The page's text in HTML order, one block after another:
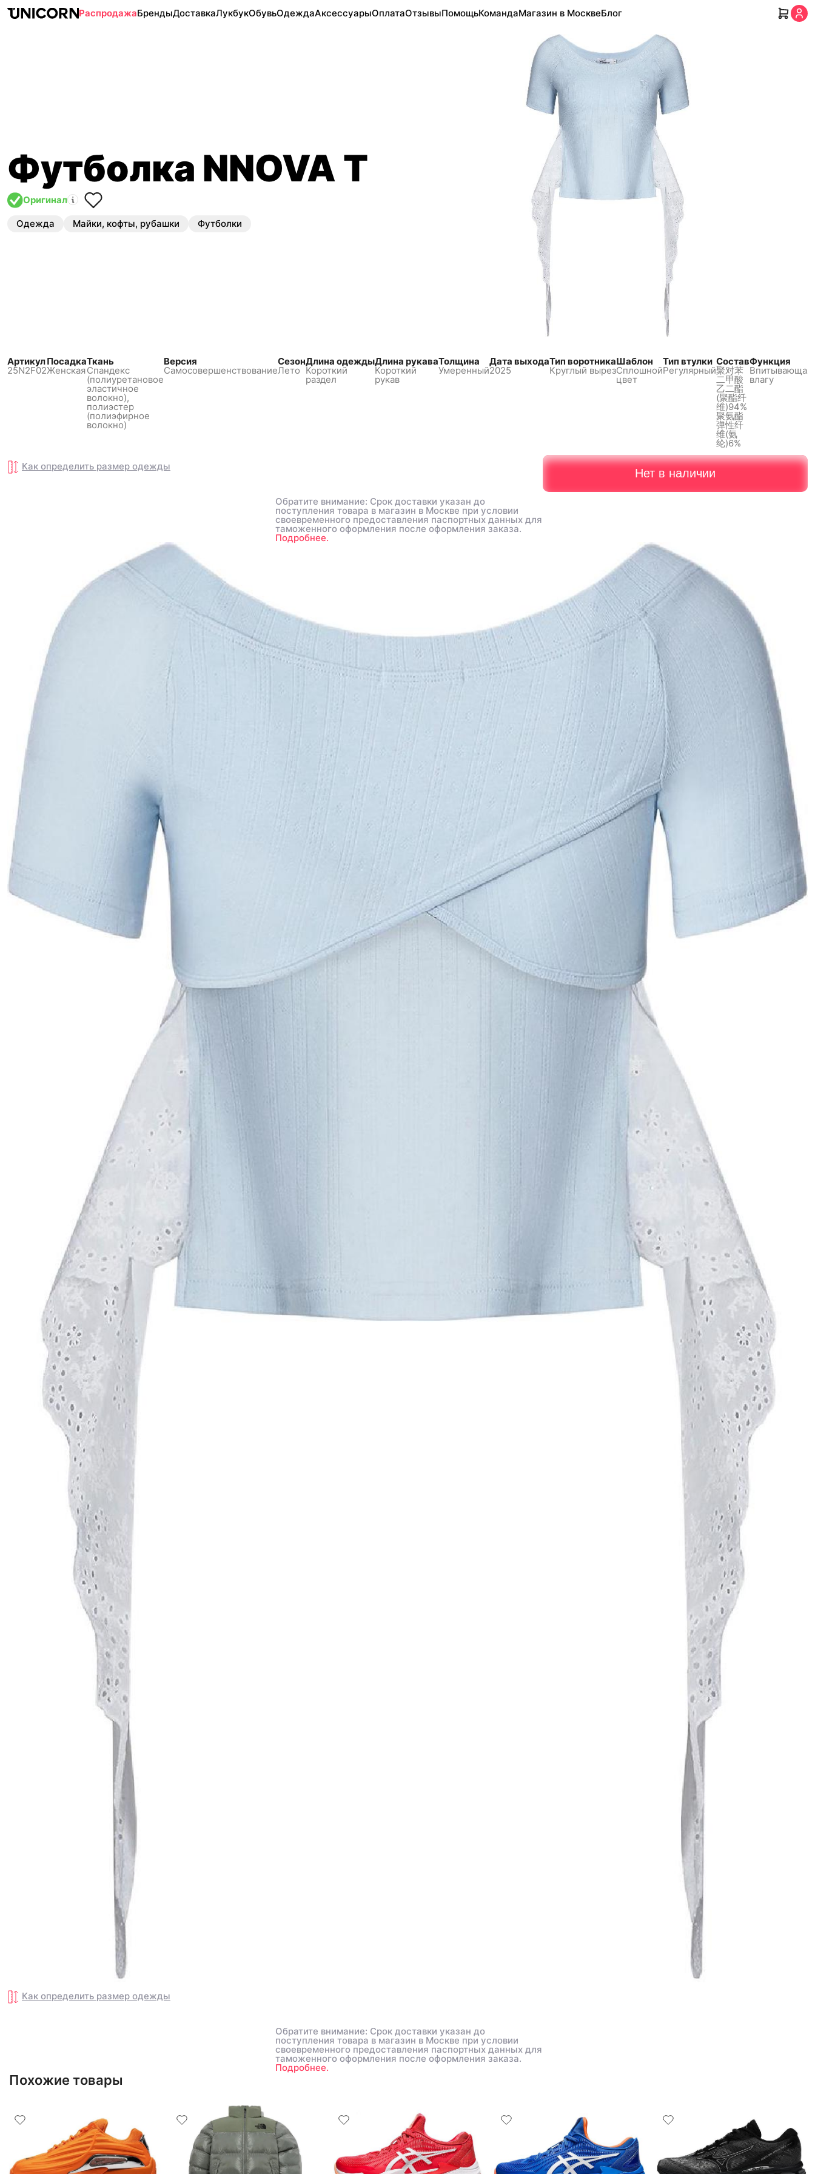
РаспродажаБрендыДоставкаЛукбукОбувьОдеждаАксессуарыОплатаОтзывыПомощьКомандаМагазин в МосквеБлог
Футболка NNOVA T
Оригинал
Одежда Майки, кофты, рубашки Футболки
Артикул
25N2F02
Посадка
Женская
Ткань
Спандекс
(полиуретановое
эластичное
волокно),
полиэстер
(полиэфирное
волокно)
Версия
Самосовершенствование
Сезон
Лето
Длина одежды
Короткий
раздел
Длина рукава
Короткий
рукав
Толщина
Умеренный
Дата выхода
2025
Тип воротника
Круглый вырез
Шаблон
Сплошной
цвет
Тип втулки
Регулярный
Состав
聚对苯
二甲酸
乙二酯
(聚酯纤
维)94%
聚氨酯
弹性纤
维(氨
纶)6%
Функция
Впитывающая
влагу
Как определить размер одежды
Обратите внимание: Срок доставки указан до
поступления товара в магазин в Москве при условии
своевременного предоставления паспортных данных для
таможенного оформления после оформления заказа.
Подробнее.
Как определить размер одежды
Обратите внимание: Срок доставки указан до
поступления товара в магазин в Москве при условии
своевременного предоставления паспортных данных для
таможенного оформления после оформления заказа.
Подробнее.
Нет в наличии
Как определить размер одежды
Обратите внимание: Срок доставки указан до
поступления товара в магазин в Москве при условии
своевременного предоставления паспортных данных для
таможенного оформления после оформления заказа.
Подробнее.
Похожие товары